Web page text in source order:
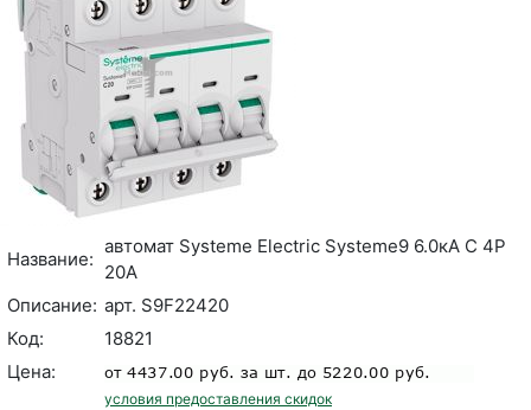
Название:
автомат Systeme Electric Systeme9 6.0кА С 4Р
20А
Описание: арт. S9F22420
Код:
18821
Цена:
условия предоставления скидок